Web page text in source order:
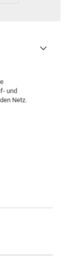
und
Netz.